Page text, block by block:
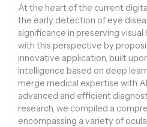
At the heart of the current
the early detection of eye
significance in preserving visual
with this perspective by
innovative application, built
intelligence based on deep
merge medical expertise with
advanced and efficient
research, we compiled a
encompassing a variety of